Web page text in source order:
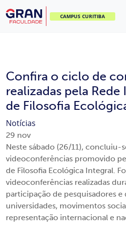
CAMPUS CURITIBA
Confira o ciclo de
realizadas pela
de Filosofia
Notícias
29 nov
Neste sábado (26/11), concluiu-
videoconferências promovido
de Filosofia Ecológica Integral.
videoconferências realizadas
participação de pesquisadores e
universidades, movimentos
representação internacional e